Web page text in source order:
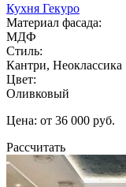
Кухня Гекуро
Материал фасада:
МДФ
Стиль:
Кантри, Неоклассика
Цвет:
Оливковый
Цена: от 36 000 руб.
Рассчитать